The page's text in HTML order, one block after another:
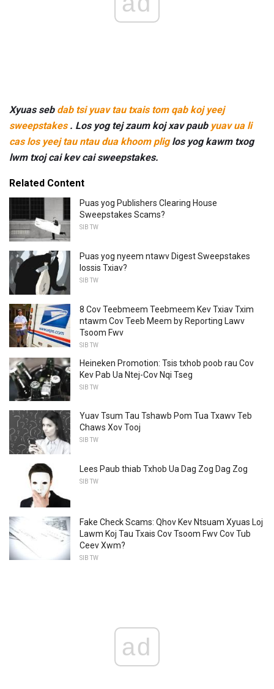
Xyuas seb dab tsi yuav tau txais tom qab koj yeej
sweepstakes. Los yog tej zaum koj xav paub yuav ua li
cas los yeej tau ntau dua khoom pliglos yog kawm txog
lwm txoj cai kev cai sweepstakes.
Related Content
Puas yog Publishers Clearing House
Sweepstakes Scams?
SIB TW
Puas yog nyeem ntawv Digest Sweepstakes
lossis Txiav?
SIB TW
8 Cov Teebmeem Teebmeem Kev Txiav Txim
ntawm Cov Teeb Meem by Reporting Lawv
Tsoom Fwv
SIB TW
Heineken Promotion: Tsis txhob poob rau Cov
Kev Pab Ua Ntej-Cov Nqi Tseg
SIB TW
Yuav Tsum Tau Tshawb Pom Tua Txawv Teb
Chaws Xov Tooj
SIB TW
Lees Paub thiab Txhob Ua Dag Zog Dag Zog
SIB TW
Fake Check Scams: Qhov Kev Ntsuam Xyuas Loj
Lawm Koj Tau Txais Cov Tsoom Fwv Cov Tub
Ceev Xwm?
SIB TW
ad